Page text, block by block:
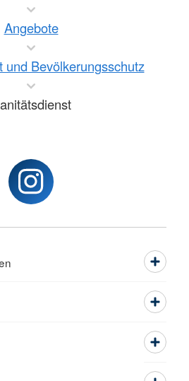
Angebote
und Bevölkerungsschutz